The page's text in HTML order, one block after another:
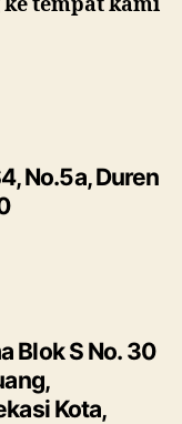
No.5a, Duren
Blok S No. 30
Kota,